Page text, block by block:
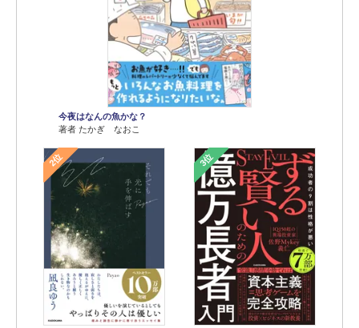
今夜はなんの魚かな？
著者 たかぎ なおこ
2位 3位